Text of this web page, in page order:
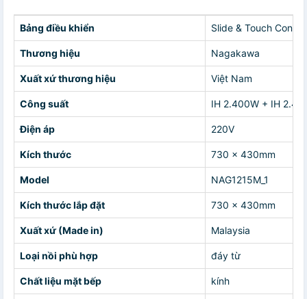
Bảng điều khiển Slide & Touch Control
Thương hiệu Nagakawa
Xuất xứ thương hiệu Việt Nam
Công suất IH 2.400W + IH
Điện áp 220V
Kích thước 730 x 430mm
Model NAG1215M_1
Kích thước lắp đặt 730 x 430mm
Xuất xứ (Made in) Malaysia
Loại nồi phù hợp đáy từ
Chất liệu mặt bếp kính